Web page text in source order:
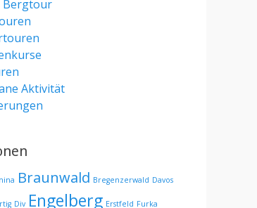
Bergtour
Aktivität
Braunwald Bregenzerwald Davos
Div Engelberg Erstfeld Furka